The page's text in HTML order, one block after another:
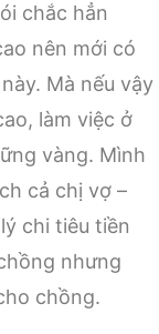
chắc hẳn
nên mới có
Mà nếu vậy
làm việc ở
vàng. Mình
cả chị vợ –
chi tiêu tiền
nhưng
chồng.